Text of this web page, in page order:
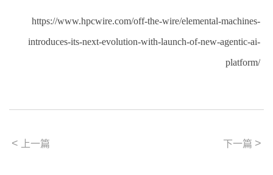
https://www.hpcwire.com/off-the-wire/elemental-machines-
introduces-its-next-evolution-with-launch-of-new-agentic-ai-
platform/
< 上一篇 下一篇 >